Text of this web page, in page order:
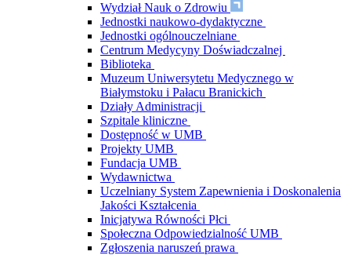
Wydział Nauk o Zdrowiu
Jednostki naukowo-dydaktyczne
Jednostki ogólnouczelniane
Centrum Medycyny Doświadczalnej
Biblioteka
Muzeum Uniwersytetu Medycznego w
Białymstoku i Pałacu Branickich
Działy Administracji
Szpitale kliniczne
Dostępność w UMB
Projekty UMB
Fundacja UMB
Wydawnictwa
Uczelniany System Zapewnienia i Doskonalenia
Jakości Kształcenia
Inicjatywa Równości Płci
Społeczna Odpowiedzialność UMB
Zgłoszenia naruszeń prawa